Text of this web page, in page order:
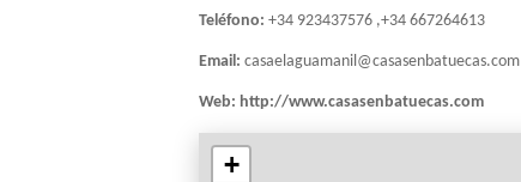
Teléfono: +34 923437576 ,+34 667264613
Email: casaelaguamanil@casasenbatuecas.com
Web: http://www.casasenbatuecas.com
+